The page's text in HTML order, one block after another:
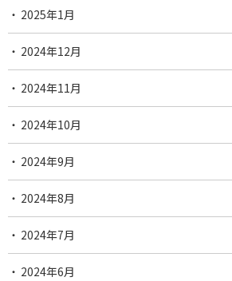
2025年1月
2024年12月
2024年11月
2024年10月
2024年9月
2024年8月
2024年7月
2024年6月